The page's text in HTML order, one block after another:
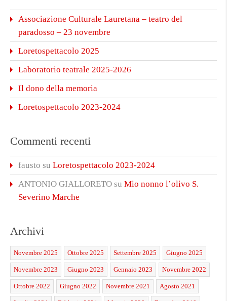
Associazione Culturale Lauretana – teatro del
paradosso – 23 novembre
Loretospettacolo 2025
Laboratorio teatrale 2025-2026
Il dono della memoria
Loretospettacolo 2023-2024
Commenti recenti
fausto su Loretospettacolo 2023-2024
ANTONIO GIALLORETO su Mio nonno l’olivo S.
Severino Marche
Archivi
Novembre 2025 Ottobre 2025 Settembre 2025 Giugno 2025
Novembre 2023 Giugno 2023 Gennaio 2023 Novembre 2022
Ottobre 2022 Giugno 2022 Novembre 2021 Agosto 2021